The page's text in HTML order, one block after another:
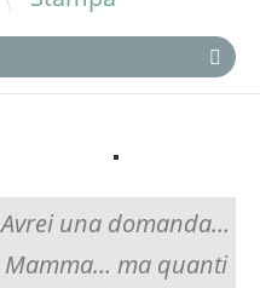
Avrei una domanda…
Mamma… ma quanti